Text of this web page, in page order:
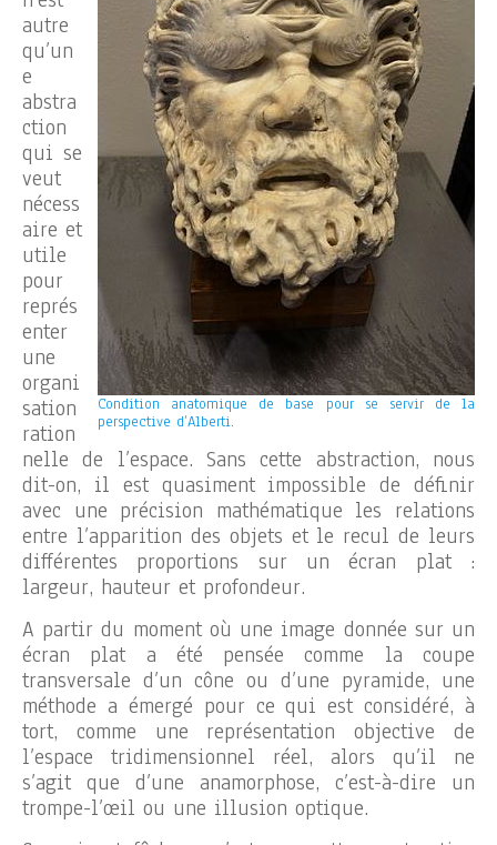
Condition anatomique de base pour se servir de la
perspective d’Alberti.
autre
qu’un
e
abstra
ction
qui se
veut
nécess
aire et
utile
pour
représ
enter
une
organi
sation
ration
nelle de l’espace. Sans cette abstraction, nous
dit-on, il est quasiment impossible de définir
avec une précision mathématique les relations
entre l’apparition des objets et le recul de leurs
différentes proportions sur un écran plat :
largeur, hauteur et profondeur.
A partir du moment où une image donnée sur un
écran plat a été pensée comme la coupe
transversale d’un cône ou d’une pyramide, une
méthode a émergé pour ce qui est considéré, à
tort, comme une représentation objective de
l’espace tridimensionnel réel, alors qu’il ne
s’agit que d’une anamorphose, c’est-à-dire un
trompe-l’œil ou une illusion optique.